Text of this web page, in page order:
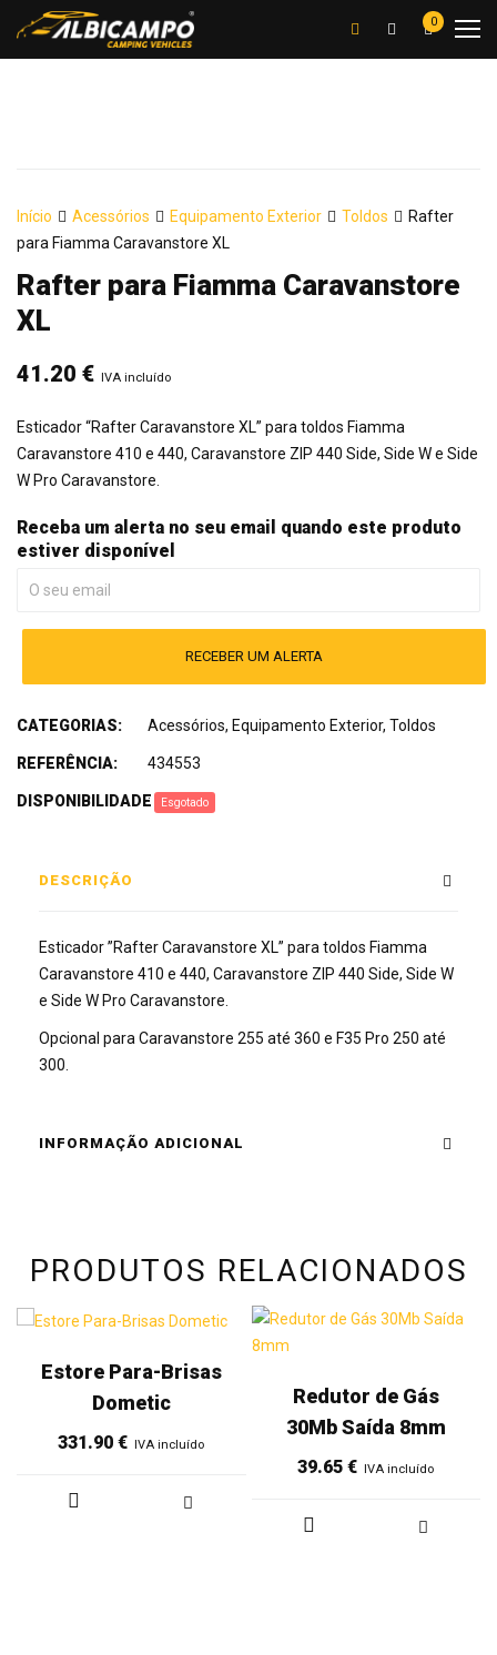
0
Início Acessórios Equipamento Exterior Toldos
Rafter
para Fiamma Caravanstore XL
Rafter para Fiamma Caravanstore
XL
41.20 € IVA incluído
Esticador “Rafter Caravanstore XL” para toldos Fiamma
Caravanstore 410 e 440, Caravanstore ZIP 440 Side, Side W e Side
W Pro Caravanstore.
Receba um alerta no seu email quando este produto
estiver disponível
RECEBER UM ALERTA
CATEGORIAS: Acessórios, Equipamento Exterior, Toldos
REFERÊNCIA: 434553
DISPONIBILIDADE: Esgotado
DESCRIÇÃO
Esticador ”Rafter Caravanstore XL” para toldos Fiamma
Caravanstore 410 e 440, Caravanstore ZIP 440 Side, Side W
e Side W Pro Caravanstore.
Opcional para Caravanstore 255 até 360 e F35 Pro 250 até
300.
INFORMAÇÃO ADICIONAL
PRODUTOS RELACIONADOS
Estore Para-Brisas
Dometic
331.90€ IVA incluído
Redutor de Gás
30Mb Saída 8mm
39.65€ IVA incluído